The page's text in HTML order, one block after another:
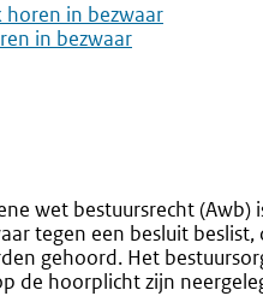
in bezwaar
in bezwaar
wet bestuursrecht
tegen een besluit
gehoord. Het
de hoorplicht zijn